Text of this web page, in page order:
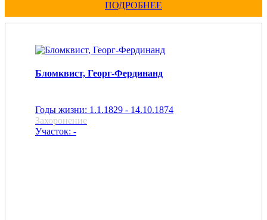
ПОДРОБНЕЕ
Бломквист, Георг-Фердинанд
Годы жизни: 1.1.1829 - 14.10.1874
Захоронение
Участок: -